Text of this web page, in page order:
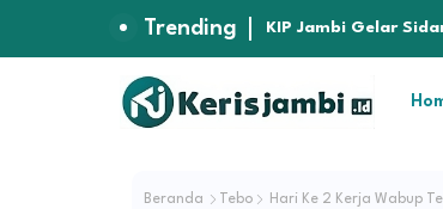
Trending KIP Jambi Gelar
Beranda Tebo Hari Ke 2 Kerja Wabup